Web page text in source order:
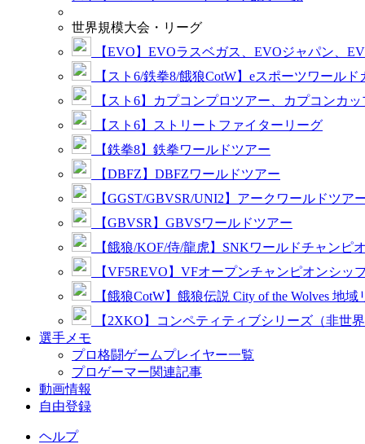
世界規模大会・リーグ
【EVO】EVOラスベガス、EVOジャパン、
【スト6/鉄拳8/餓狼CotW】eスポーツワールド
【スト6】カプコンプロツアー、カプコンカッ
【スト6】ストリートファイターリーグ
【鉄拳8】鉄拳ワールドツアー
【DBFZ】DBFZワールドツアー
【GGST/GBVSR/UNI2】アークワールドツア
【GBVSR】GBVSワールドツアー
【餓狼/KOF/侍/龍虎】SNKワールドチャンピ
【VF5REVO】VFオープンチャンピオンシッ
【餓狼CotW】餓狼伝説 City of the Wolves 地域
【2XKO】コンペティティブシリーズ（非世界
選手メモ
プロ格闘ゲームプレイヤー一覧
プロゲーマー関連記事
動画情報
自由登録
ヘルプ